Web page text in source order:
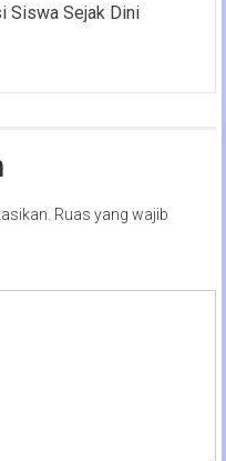
Siswa Sejak Dini
Ruas yang wajib